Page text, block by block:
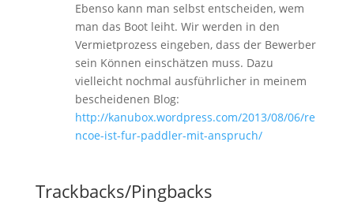
Ebenso kann man selbst entscheiden, wem
man das Boot leiht. Wir werden in den
Vermietprozess eingeben, dass der Bewerber
sein Können einschätzen muss. Dazu
vielleicht nochmal ausführlicher in meinem
bescheidenen Blog:
http://kanubox.wordpress.com/2013/08/06/re
ncoe-ist-fur-paddler-mit-anspruch/
Trackbacks/Pingbacks